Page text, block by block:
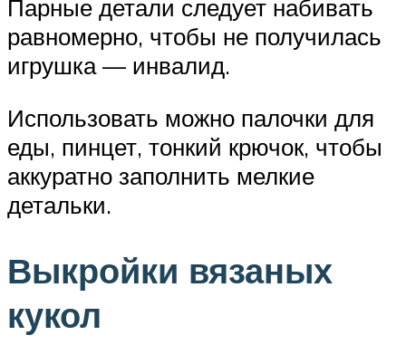
Парные детали следует набивать
равномерно, чтобы не получилась
игрушка — инвалид.
Использовать можно палочки для
еды, пинцет, тонкий крючок, чтобы
аккуратно заполнить мелкие
детальки.
Выкройки вязаных
кукол